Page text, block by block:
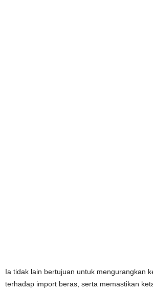
Ia tidak lain bertujuan untuk mengurangkan
terhadap import beras, serta memastikan